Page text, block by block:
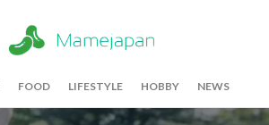
FOOD LIFESTYLE HOBBY NEWS